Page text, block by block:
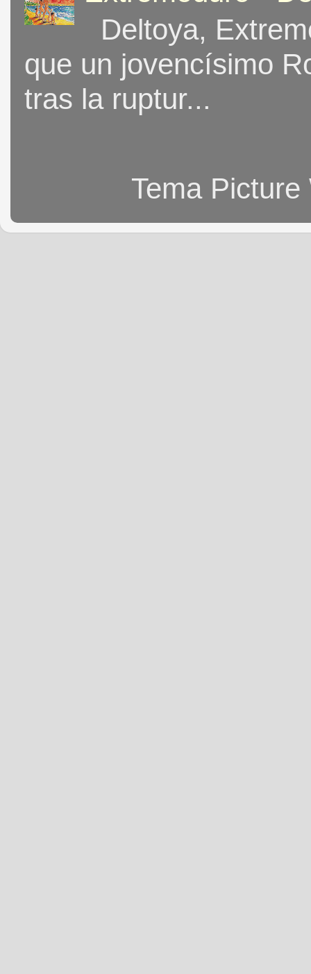
Deltoya,
que un jovencísimo
tras la ruptur...
Tema